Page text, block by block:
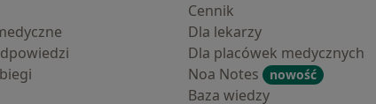
Cennik
Dla lekarzy
Dla placówek medycznych
Noa Notes
nowość
Baza wiedzy